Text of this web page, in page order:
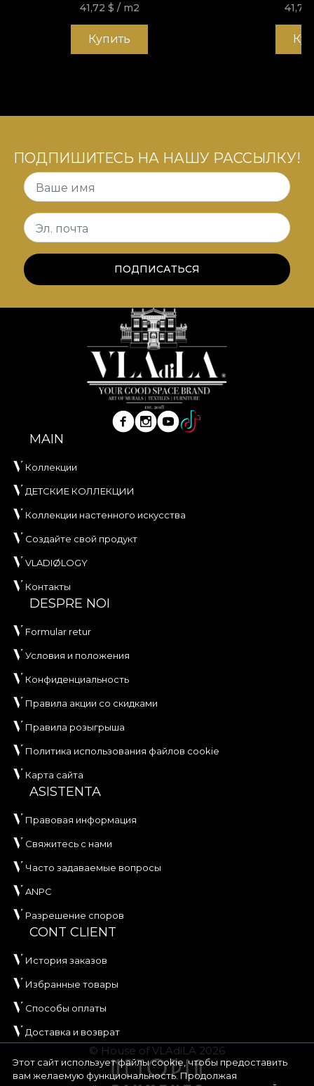
41,72 $ / m2
Купить
41,72
Этот сайт использует файлы cookie, чтобы предоставить
вам желаемую функциональность. Продолжая
ПОДПИШИТЕСЬ НА НАШУ РАССЫЛКУ!
Ваше имя
Эл. почта
ПОДПИСАТЬСЯ
MAIN
Коллекции
ДЕТСКИЕ КОЛЛЕКЦИИ
Коллекции настенного искусства
Создайте свой продукт
VLADIØLOGY
Контакты
DESPRE NOI
Formular retur
Условия и положения
Конфиденциальность
Правила акции со скидками
Правила розыгрыша
Политика использования файлов cookie
Карта сайта
ASISTENTA
Правовая информация
Свяжитесь с нами
Часто задаваемые вопросы
ANPC
Разрешение споров
CONT CLIENT
История заказов
Избранные товары
Способы оплаты
Доставка и возврат
© House of VLAdiLA 2026